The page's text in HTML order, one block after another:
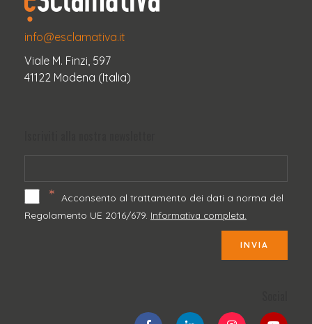
info@esclamativa.it
Viale M. Finzi, 597
41122 Modena (Italia)
* Acconsento al trattamento dei dati a norma del
Regolamento UE 2016/679. Informativa completa.
INVIA